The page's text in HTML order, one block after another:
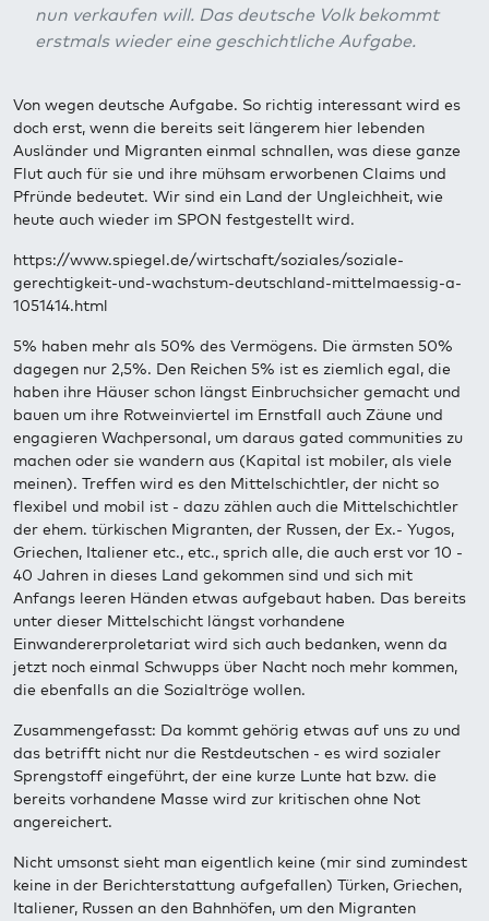
nun verkaufen will. Das deutsche Volk bekommt
erstmals wieder eine geschichtliche Aufgabe.
Von wegen deutsche Aufgabe. So richtig interessant wird es
doch erst, wenn die bereits seit längerem hier lebenden
Ausländer und Migranten einmal schnallen, was diese ganze
Flut auch für sie und ihre mühsam erworbenen Claims und
Pfründe bedeutet. Wir sind ein Land der Ungleichheit, wie
heute auch wieder im SPON festgestellt wird.
https://www.spiegel.de/wirtschaft/soziales/soziale-
gerechtigkeit-und-wachstum-deutschland-mittelmaessig-a-
1051414.html
5% haben mehr als 50% des Vermögens. Die ärmsten 50%
dagegen nur 2,5%. Den Reichen 5% ist es ziemlich egal, die
haben ihre Häuser schon längst Einbruchsicher gemacht und
bauen um ihre Rotweinviertel im Ernstfall auch Zäune und
engagieren Wachpersonal, um daraus gated communities zu
machen oder sie wandern aus (Kapital ist mobiler, als viele
meinen). Treffen wird es den Mittelschichtler, der nicht so
flexibel und mobil ist - dazu zählen auch die Mittelschichtler
der ehem. türkischen Migranten, der Russen, der Ex.- Yugos,
Griechen, Italiener etc., etc., sprich alle, die auch erst vor 10 -
40 Jahren in dieses Land gekommen sind und sich mit
Anfangs leeren Händen etwas aufgebaut haben. Das bereits
unter dieser Mittelschicht längst vorhandene
Einwandererproletariat wird sich auch bedanken, wenn da
jetzt noch einmal Schwupps über Nacht noch mehr kommen,
die ebenfalls an die Sozialtröge wollen.
Zusammengefasst: Da kommt gehörig etwas auf uns zu und
das betrifft nicht nur die Restdeutschen - es wird sozialer
Sprengstoff eingeführt, der eine kurze Lunte hat bzw. die
bereits vorhandene Masse wird zur kritischen ohne Not
angereichert.
Nicht umsonst sieht man eigentlich keine (mir sind zumindest
keine in der Berichterstattung aufgefallen) Türken, Griechen,
Italiener, Russen an den Bahnhöfen, um den Migranten